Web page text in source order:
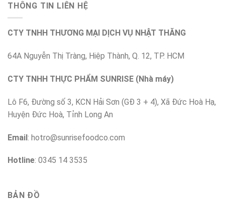
THÔNG TIN LIÊN HỆ
CTY TNHH THƯƠNG MẠI DỊCH VỤ NHẬT THĂNG
64A Nguyễn Thị Tràng, Hiệp Thành, Q. 12, TP. HCM
CTY TNHH THỰC PHẨM SUNRISE (Nhà máy)
Lô F6, Đường số 3, KCN Hải Sơn (GĐ 3 + 4), Xã Đức Hoà Hạ,
Huyện Đức Hoà, Tỉnh Long An
Email: hotro@sunrisefoodco.com
Hotline: 0345 14 3535
BẢN ĐỒ